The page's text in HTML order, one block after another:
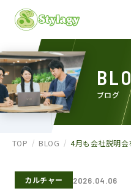
ブログ
TOP BLOG 4月も会社説明会
カルチャー 2026.04.06